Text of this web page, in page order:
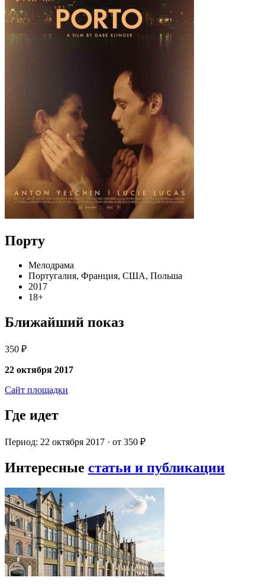
Порту
Мелодрама
Португалия, Франция, США, Польша
2017
18+
Ближайший показ
350 ₽
22 октября 2017
Сайт площадки
Где идет
Период: 22 октября 2017 · от 350 ₽
Интересные статьи и публикации